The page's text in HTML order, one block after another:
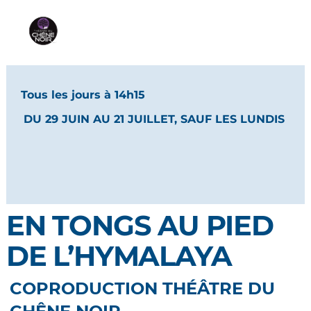
Tous les jours à 14h15
DU 29 JUIN AU 21 JUILLET, SAUF LES LUNDIS
EN TONGS AU PIED
DE L’HYMALAYA
COPRODUCTION THÉÂTRE DU